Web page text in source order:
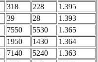
318 228 1.395
39 28 1.393
7550 5530 1.365
1950 1430 1.364
7140 5240 1.363